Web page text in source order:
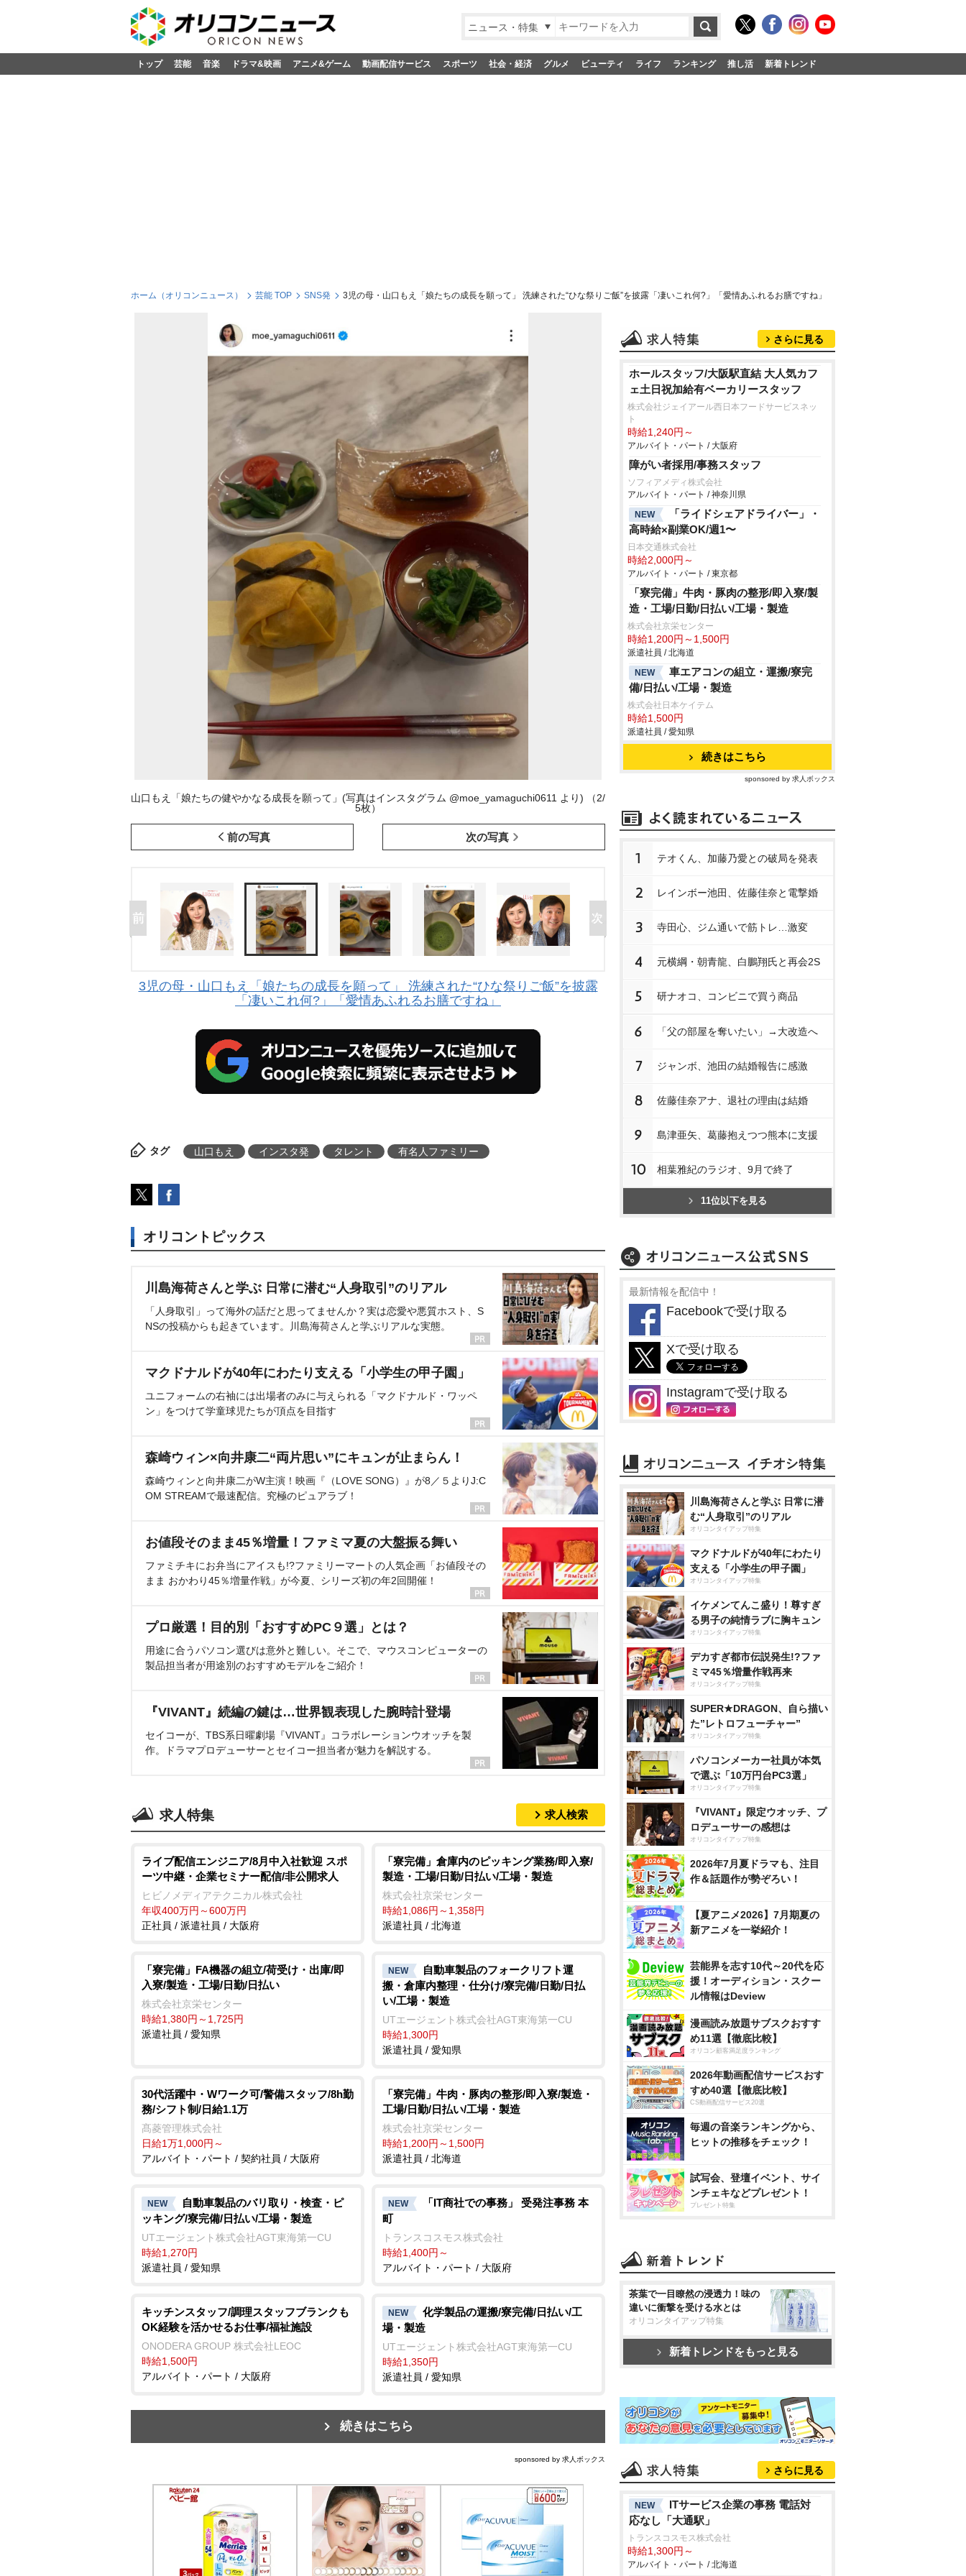
ニュース・特集
トップ 芸能 音楽 ドラマ&映画 アニメ&ゲーム 動画配信サービス スポーツ 社会・経済 グルメ ビューティ ライフ ランキング 推し活 新着トレンド
ホーム（オリコンニュース） 芸能 TOP SNS発 3児の母・山口もえ「娘たちの成長を願って」 洗練された“ひな祭りご飯”を披露「凄いこれ何?」「愛情あふれるお膳ですね」
山口もえ「娘たちの健やかなる成長を願って」(写真はインスタグラム @moe_yamaguchi0611 より) （2/
5枚）
前の写真 次の写真
3児の母・山口もえ「娘たちの成長を願って」 洗練された“ひな祭りご飯”を披露
「凄いこれ何?」「愛情あふれるお膳ですね」
タグ 山口もえ インスタ発 タレント 有名人ファミリー
オリコントピックス
川島海荷さんと学ぶ 日常に潜む“人身取引”のリアル
「人身取引」って海外の話だと思ってませんか？実は恋愛や悪質ホスト、S
NSの投稿からも起きています。川島海荷さんと学ぶリアルな実態。
マクドナルドが40年にわたり支える「小学生の甲子園」
ユニフォームの右袖には出場者のみに与えられる「マクドナルド・ワッペ
ン」をつけて学童球児たちが頂点を目指す
森崎ウィン×向井康二“両片思い”にキュンが止まらん！
森崎ウィンと向井康二がW主演！映画『（LOVE SONG）』が8／５よりJ:C
OM STREAMで最速配信。究極のピュアラブ！
お値段そのまま45％増量！ファミマ夏の大盤振る舞い
ファミチキにお弁当にアイスも!?ファミリーマートの人気企画「お値段その
まま おかわり45％増量作戦」が今夏、シリーズ初の年2回開催！
プロ厳選！目的別「おすすめPC９選」とは？
用途に合うパソコン選びは意外と難しい。そこで、マウスコンピューターの
製品担当者が用途別のおすすめモデルをご紹介！
『VIVANT』続編の鍵は…世界観表現した腕時計登場
セイコーが、TBS系日曜劇場『VIVANT』コラボレーションウオッチを製
作。ドラマプロデューサーとセイコー担当者が魅力を解説する。
求人特集 求人検索
ライブ配信エンジニア/8月中入社歓迎 スポ
ーツ中継・企業セミナー配信/非公開求人
ヒビノメディアテクニカル株式会社
年収400万円～600万円
正社員 / 派遣社員 / 大阪府
「寮完備」倉庫内のピッキング業務/即入寮/
製造・工場/日勤/日払い/工場・製造
株式会社京栄センター
時給1,086円～1,358円
派遣社員 / 北海道
「寮完備」FA機器の組立/荷受け・出庫/即
入寮/製造・工場/日勤/日払い
株式会社京栄センター
時給1,380円～1,725円
派遣社員 / 愛知県
NEW
自動車製品のフォークリフト運
搬・倉庫内整理・仕分け/寮完備/日勤/日払
い/工場・製造
UTエージェント株式会社AGT東海第一CU
時給1,300円
派遣社員 / 愛知県
30代活躍中・Wワーク可/警備スタッフ/8h勤
務/シフト制/日給1.1万
髙菱管理株式会社
日給1万1,000円～
アルバイト・パート / 契約社員 / 大阪府
「寮完備」牛肉・豚肉の整形/即入寮/製造・
工場/日勤/日払い/工場・製造
株式会社京栄センター
時給1,200円～1,500円
派遣社員 / 北海道
NEW
自動車製品のバリ取り・検査・ピ
ッキング/寮完備/日払い/工場・製造
UTエージェント株式会社AGT東海第一CU
時給1,270円
派遣社員 / 愛知県
NEW
「IT商社での事務」 受発注事務 本
町
トランスコスモス株式会社
時給1,400円～
アルバイト・パート / 大阪府
キッチンスタッフ/調理スタッフブランクも
OK経験を活かせるお仕事/福祉施設
ONODERA GROUP 株式会社LEOC
時給1,500円
アルバイト・パート / 大阪府
NEW
化学製品の運搬/寮完備/日払い/工
場・製造
UTエージェント株式会社AGT東海第一CU
時給1,350円
派遣社員 / 愛知県
続きはこちら
sponsored by 求人ボックス
さらに見る
ホールスタッフ/大阪駅直結 大人気カフ
ェ土日祝加給有ベーカリースタッフ
株式会社ジェイアール西日本フードサービスネッ
ト
時給1,240円～
アルバイト・パート / 大阪府
障がい者採用/事務スタッフ
ソフィアメディ株式会社
アルバイト・パート / 神奈川県
NEW
「ライドシェアドライバー」・
高時給×副業OK/週1〜
日本交通株式会社
時給2,000円～
アルバイト・パート / 東京都
「寮完備」牛肉・豚肉の整形/即入寮/製
造・工場/日勤/日払い/工場・製造
株式会社京栄センター
時給1,200円～1,500円
派遣社員 / 北海道
NEW
車エアコンの組立・運搬/寮完
備/日払い/工場・製造
株式会社日本ケイテム
時給1,500円
派遣社員 / 愛知県
続きはこちら
sponsored by 求人ボックス
1 テオくん、加藤乃愛との破局を発表
2 レインボー池田、佐藤佳奈と電撃婚
3 寺田心、ジム通いで筋トレ…激変
4 元横綱・朝青龍、白鵬翔氏と再会2S
5 研ナオコ、コンビニで買う商品
6 「父の部屋を奪いたい」→大改造へ
7 ジャンボ、池田の結婚報告に感激
8 佐藤佳奈アナ、退社の理由は結婚
9 島津亜矢、葛藤抱えつつ熊本に支援
10 相葉雅紀のラジオ、9月で終了
11位以下を見る
最新情報を配信中！
Facebookで受け取る
Xで受け取る
Instagramで受け取る
川島海荷さんと学ぶ 日常に潜
む“人身取引”のリアル
オリコンタイアップ特集
マクドナルドが40年にわたり
支える「小学生の甲子園」
オリコンタイアップ特集
イケメンてんこ盛り！尊すぎ
る男子の純情ラブに胸キュン
オリコンタイアップ特集
デカすぎ都市伝説発生!?ファ
ミマ45％増量作戦再来
オリコンタイアップ特集
SUPER★DRAGON、自ら描い
た”レトロフューチャー”
オリコンタイアップ特集
パソコンメーカー社員が本気
で選ぶ「10万円台PC3選」
オリコンタイアップ特集
『VIVANT』限定ウオッチ、プ
ロデューサーの感想は
オリコンタイアップ特集
2026年7月夏ドラマも、注目
作＆話題作が勢ぞろい！
【夏アニメ2026】7月期夏の
新アニメを一挙紹介！
芸能界を志す10代～20代を応
援！オーディション・スクー
ル情報はDeview
漫画読み放題サブスクおすす
め11選【徹底比較】
オリコン顧客満足度ランキング
2026年動画配信サービスおす
すめ40選【徹底比較】
CS動画配信サービス20選
毎週の音楽ランキングから、
ヒットの推移をチェック！
試写会、登壇イベント、サイ
ンチェキなどプレゼント！
プレゼント特集
茶葉で一目瞭然の浸透力！味の
違いに衝撃を受ける水とは
オリコンタイアップ特集
新着トレンドをもっと見る
さらに見る
NEW
ITサービス企業の事務 電話対
応なし「大通駅」
トランスコスモス株式会社
時給1,300円～
アルバイト・パート / 北海道